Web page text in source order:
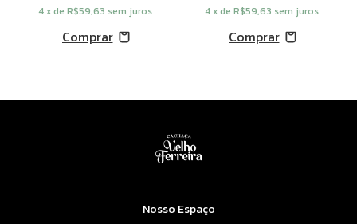
4x de R$59,63 sem juros
4x de R$59,63 sem juros
Nosso Espaço